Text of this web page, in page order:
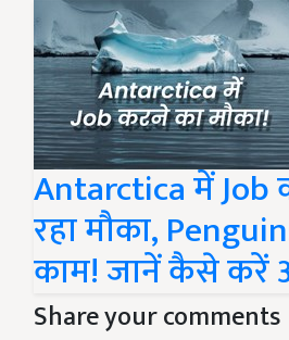
Antarctica में Job
रहा मौका,
काम! जानें कैसे करें
Share your comments